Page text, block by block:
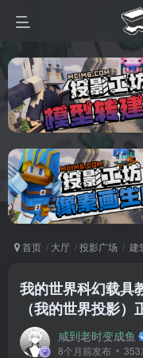
首页 大厅 投影广场 建
我的世界科幻载具
（我的世界投影）
咸到老时变成鱼
8个月前发布 353